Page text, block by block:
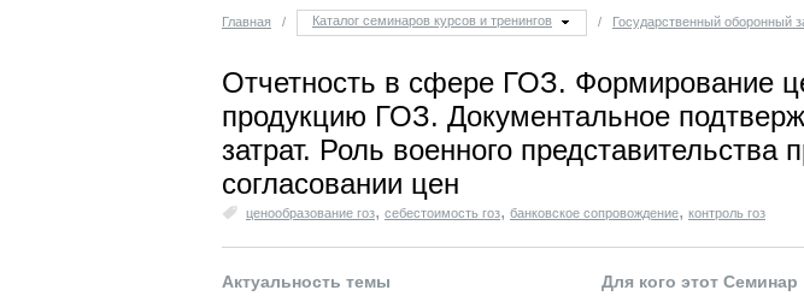
Главная / Каталог семинаров курсов и тренингов / Государственный оборонный
Отчетность в сфере ГОЗ. Формирование
продукцию ГОЗ. Документальное
затрат. Роль военного представительства
согласовании цен
ценообразование гоз, себестоимость гоз, банковское сопровождение, контроль гоз
Актуальность темы Для кого этот Семинар